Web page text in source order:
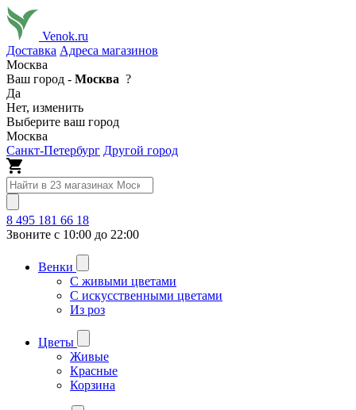
Venok.ru
Доставка Адреса магазинов
Москва
Ваш город - Москва ?
Да
Нет, изменить
Выберите ваш город
Москва
Санкт-Петербург Другой город
8 495 181 66 18
Звоните с 10:00 до 22:00
Венки
С живыми цветами
С искусственными цветами
Из роз
Цветы
Живые
Красные
Корзина